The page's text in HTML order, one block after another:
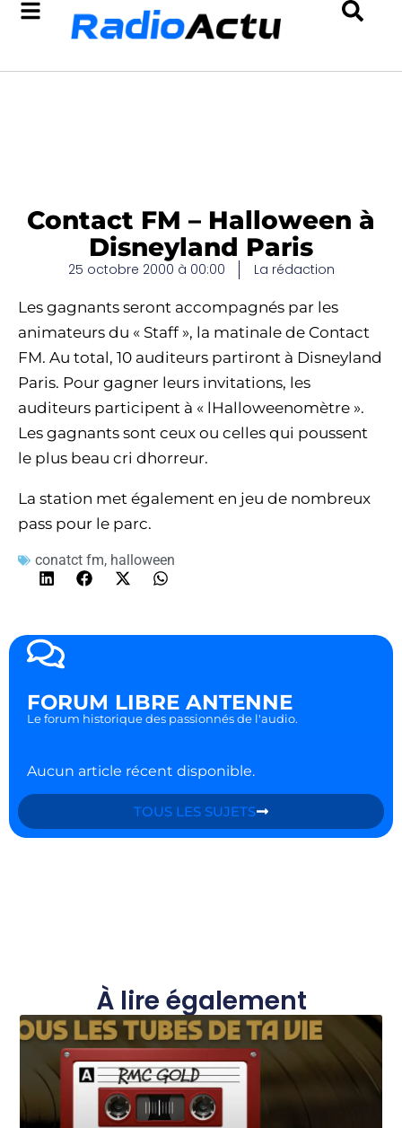
Contact FM – Halloween à
Disneyland Paris
25 octobre 2000 à 00:00 La rédaction
Les gagnants seront accompagnés par les
animateurs du « Staff », la matinale de Contact
FM. Au total, 10 auditeurs partiront à Disneyland
Paris. Pour gagner leurs invitations, les
auditeurs participent à « lHalloweenomètre ».
Les gagnants sont ceux ou celles qui poussent
le plus beau cri dhorreur.
La station met également en jeu de nombreux
pass pour le parc.
conatct fm, halloween
FORUM LIBRE ANTENNE
Le forum historique des passionnés de l'audio.
Aucun article récent disponible.
TOUS LES SUJETS
À lire également